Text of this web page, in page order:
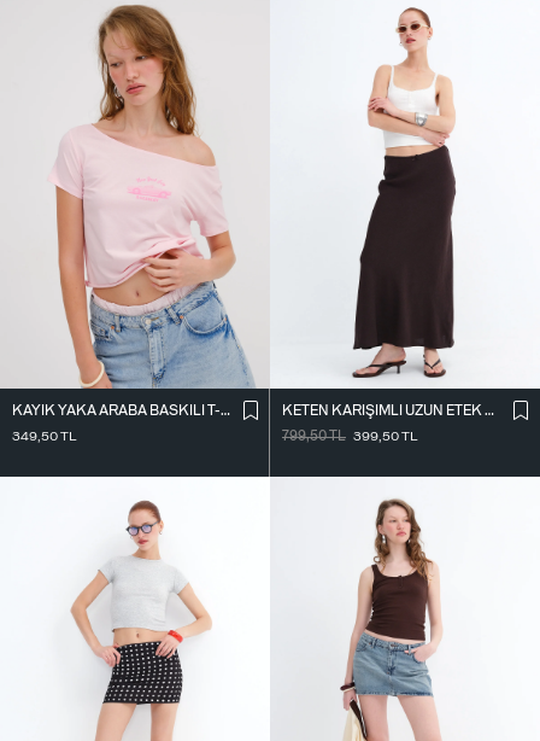
KAYIK YAKA ARABA BASKILI T-SHIRT P1802
349,50TL
KETEN KARIŞIMLI UZUN ETEK E18087
799,50TL 399,50TL